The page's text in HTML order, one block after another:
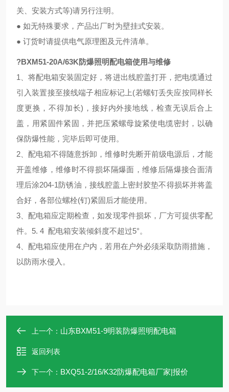
关、安装方式等)请另行注明。
● 如无特殊要求，产品出厂时为壁挂式安装。
● 订货时请提供电气原理图及元件清单。
?BXM51-20A/63K防爆照明配电箱使用与维修
1、将配电箱安装固定好，将进出线腔盖打开，把电缆通过
引入装置接至接线端子相应标记上(若螺钉丢失应按同样长
度更换，不得加长)，接好内外接地线，检查无误后合上
盖，用紧固件紧固，并把压紧螺母旋紧使电缆密封，以确
保防爆性能，完毕后即可使用。
2、配电箱不得随意拆卸，维修时先断开前级电源后，才能
开盖维修，维修时不得损坏隔爆面，维修后隔爆接合面清
理后涂204-1防锈油，接线腔盖上密封胶垫不得损坏并将盖
合好，各部位螺栓(钉)紧固后才能使用。
3、配电箱应定期检查，如发现零件损坏，厂方可提供零配
件。5. 4 配电箱安装倾斜度不超过5°。
4、配电箱应使用在户内，若用在户外必须采取防雨措施，
以防雨水侵入。
上一个： 山东BXM51-9明装防爆照明配电箱
返回列表
下一个： BXQ51-2/16/K32防爆配电箱厂家|报价